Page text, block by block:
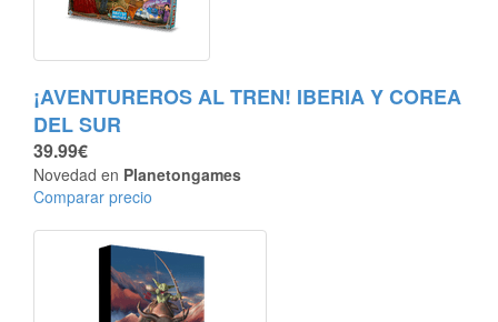
¡AVENTUREROS AL TREN! IBERIA Y COREA
DEL SUR
39.99€
Novedad en Planetongames
Comparar precio